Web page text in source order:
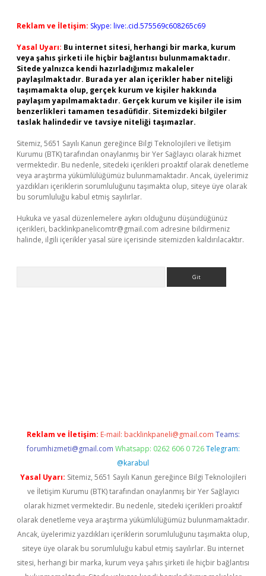
Reklam ve İletişim: Skype: live:.cid.575569c608265c69
Yasal Uyarı: Bu internet sitesi, herhangi bir marka, kurum
veya şahıs şirketi ile hiçbir bağlantısı bulunmamaktadır.
Sitede yalnızca kendi hazırladığımız makaleler
paylaşılmaktadır. Burada yer alan içerikler haber niteliği
taşımamakta olup, gerçek kurum ve kişiler hakkında
paylaşım yapılmamaktadır. Gerçek kurum ve kişiler ile isim
benzerlikleri tamamen tesadüfidir. Sitemizdeki bilgiler
taslak halindedir ve tavsiye niteliği taşımazlar.
Sitemiz, 5651 Sayılı Kanun gereğince Bilgi Teknolojileri ve İletişim
Kurumu (BTK) tarafından onaylanmış bir Yer Sağlayıcı olarak hizmet
vermektedir. Bu nedenle, sitedeki içerikleri proaktif olarak denetleme
veya araştırma yükümlülüğümüz bulunmamaktadır. Ancak, üyelerimiz
yazdıkları içeriklerin sorumluluğunu taşımakta olup, siteye üye olarak
bu sorumluluğu kabul etmiş sayılırlar.
Hukuka ve yasal düzenlemelere aykırı olduğunu düşündüğünüz
içerikleri, backlinkpanelicomtr@gmail.com adresine bildirmeniz
halinde, ilgili içerikler yasal süre içerisinde sitemizden kaldırılacaktır.
Reklam ve İletişim: E-mail: backlinkpaneli@gmail.com Teams:
forumhizmeti@gmail.com Whatsapp: 0262 606 0 726 Telegram:
@karabul
Yasal Uyarı: Sitemiz, 5651 Sayılı Kanun gereğince Bilgi Teknolojileri
ve İletişim Kurumu (BTK) tarafından onaylanmış bir Yer Sağlayıcı
olarak hizmet vermektedir. Bu nedenle, sitedeki içerikleri proaktif
olarak denetleme veya araştırma yükümlülüğümüz bulunmamaktadır.
Ancak, üyelerimiz yazdıkları içeriklerin sorumluluğunu taşımakta olup,
siteye üye olarak bu sorumluluğu kabul etmiş sayılırlar. Bu internet
sitesi, herhangi bir marka, kurum veya şahıs şirketi ile hiçbir bağlantısı